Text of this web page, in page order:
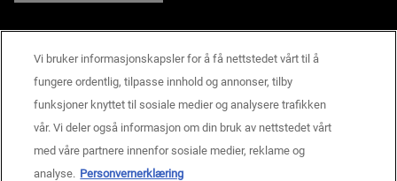
Produsentinformasjon
KIEHL'S
14, rue Royale - 75008 Paris France
consumercare@dk.oaccare.com
BETALINGSINNSTILLINGER
Vi bruker informasjonskapsler for å få nettstedet vårt til å
fungere ordentlig, tilpasse innhold og annonser, tilby
funksjoner knyttet til sosiale medier og analysere trafikken
vår. Vi deler også informasjon om din bruk av nettstedet vårt
med våre partnere innenfor sosiale medier, reklame og
analyse. Personvernerklæring